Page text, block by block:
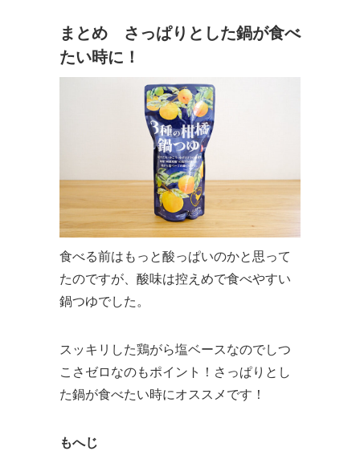
まとめ さっぱりとした鍋が食べ
たい時に！
食べる前はもっと酸っぱいのかと思って
たのですが、酸味は控えめで食べやすい
鍋つゆでした。
スッキリした鶏がら塩ベースなのでしつ
こさゼロなのもポイント！さっぱりとし
た鍋が食べたい時にオススメです！
もへじ